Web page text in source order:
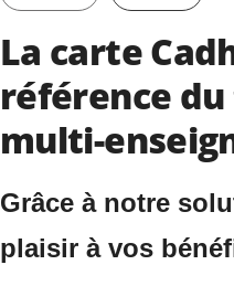
La carte
référence
multi-
Grâce à notre
plaisir à vos